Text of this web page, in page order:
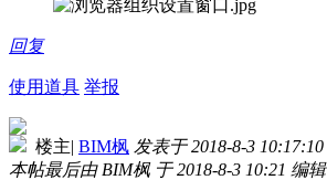
回复
使用道具 举报
楼主| BIM枫 发表于 2018-8-3 10:17:10
本帖最后由 BIM枫 于 2018-8-3 10:21 编辑